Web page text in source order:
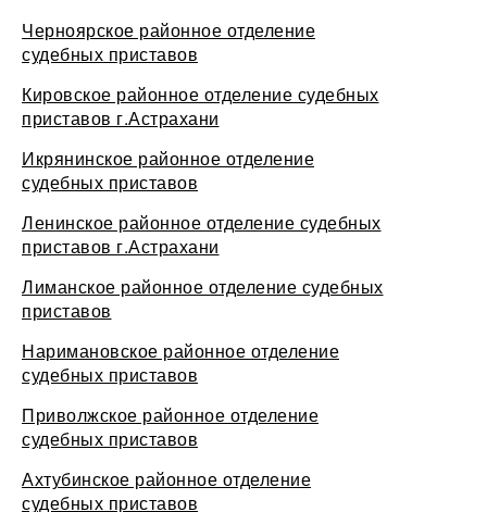
Черноярское районное отделение
судебных приставов
Кировское районное отделение судебных
приставов г.Астрахани
Икрянинское районное отделение
судебных приставов
Ленинское районное отделение судебных
приставов г.Астрахани
Лиманское районное отделение судебных
приставов
Наримановское районное отделение
судебных приставов
Приволжское районное отделение
судебных приставов
Ахтубинское районное отделение
судебных приставов